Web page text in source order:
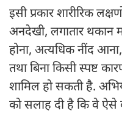
इसी प्रकार शारीरिक
अनदेखी, लगातार थकान
होना, अत्यधिक नींद
तथा बिना किसी स्पष्ट
शामिल हो सकती है.
को सलाह दी है कि वे ऐसे